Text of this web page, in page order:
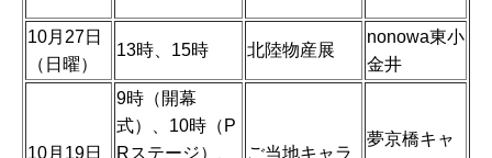
10月27日
（日曜）
13時、15時 北陸物産展
nonowa東小
金井
10月19日
9時（開幕
式）、10時（P
Rステージ）、
ご当地キャラ
夢京橋キャ